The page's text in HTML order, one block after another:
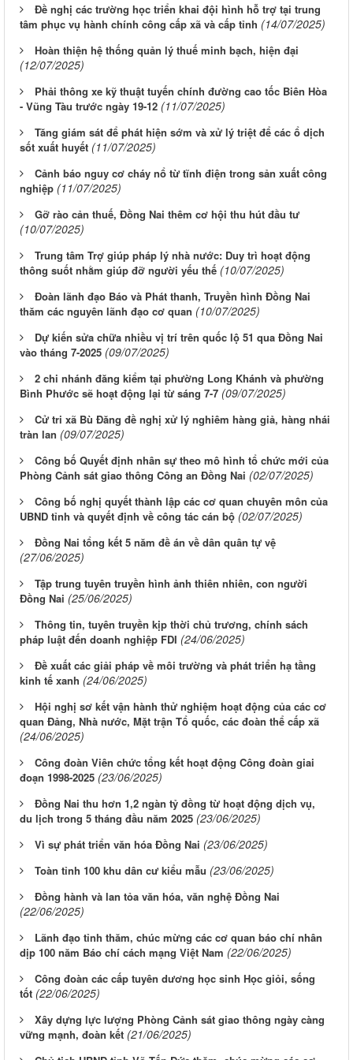
Đề nghị các trường học triển khai đội hình hỗ trợ tại trung
tâm phục vụ hành chính công cấp xã và cấp tỉnh (14/07/2025)
Hoàn thiện hệ thống quản lý thuế minh bạch, hiện đại
(12/07/2025)
Phải thông xe kỹ thuật tuyến chính đường cao tốc Biên Hòa
- Vũng Tàu trước ngày 19-12 (11/07/2025)
Tăng giám sát để phát hiện sớm và xử lý triệt để các ổ dịch
sốt xuất huyết (11/07/2025)
Cảnh báo nguy cơ cháy nổ từ tĩnh điện trong sản xuất công
nghiệp (11/07/2025)
Gỡ rào cản thuế, Đồng Nai thêm cơ hội thu hút đầu tư
(10/07/2025)
Trung tâm Trợ giúp pháp lý nhà nước: Duy trì hoạt động
thông suốt nhằm giúp đỡ người yếu thế (10/07/2025)
Đoàn lãnh đạo Báo và Phát thanh, Truyền hình Đồng Nai
thăm các nguyên lãnh đạo cơ quan (10/07/2025)
Dự kiến sửa chữa nhiều vị trí trên quốc lộ 51 qua Đồng Nai
vào tháng 7-2025 (09/07/2025)
2 chi nhánh đăng kiểm tại phường Long Khánh và phường
Bình Phước sẽ hoạt động lại từ sáng 7-7 (09/07/2025)
Cử tri xã Bù Đăng đề nghị xử lý nghiêm hàng giả, hàng nhái
tràn lan (09/07/2025)
Công bố Quyết định nhân sự theo mô hình tổ chức mới của
Phòng Cảnh sát giao thông Công an Đồng Nai (02/07/2025)
Công bố nghị quyết thành lập các cơ quan chuyên môn của
UBND tỉnh và quyết định về công tác cán bộ (02/07/2025)
Đồng Nai tổng kết 5 năm đề án về dân quân tự vệ
(27/06/2025)
Tập trung tuyên truyền hình ảnh thiên nhiên, con người
Đồng Nai (25/06/2025)
Thông tin, tuyên truyền kịp thời chủ trương, chính sách
pháp luật đến doanh nghiệp FDI (24/06/2025)
Đề xuất các giải pháp về môi trường và phát triển hạ tầng
kinh tế xanh (24/06/2025)
Hội nghị sơ kết vận hành thử nghiệm hoạt động của các cơ
quan Đảng, Nhà nước, Mặt trận Tổ quốc, các đoàn thể cấp xã
(24/06/2025)
Công đoàn Viên chức tổng kết hoạt động Công đoàn giai
đoạn 1998-2025 (23/06/2025)
Đồng Nai thu hơn 1,2 ngàn tỷ đồng từ hoạt động dịch vụ,
du lịch trong 5 tháng đầu năm 2025 (23/06/2025)
Vì sự phát triển văn hóa Đồng Nai (23/06/2025)
Toàn tỉnh 100 khu dân cư kiểu mẫu (23/06/2025)
Đồng hành và lan tỏa văn hóa, văn nghệ Đồng Nai
(22/06/2025)
Lãnh đạo tỉnh thăm, chúc mừng các cơ quan báo chí nhân
dịp 100 năm Báo chí cách mạng Việt Nam (22/06/2025)
Công đoàn các cấp tuyên dương học sinh Học giỏi, sống
tốt (22/06/2025)
Xây dựng lực lượng Phòng Cảnh sát giao thông ngày càng
vững mạnh, đoàn kết (21/06/2025)